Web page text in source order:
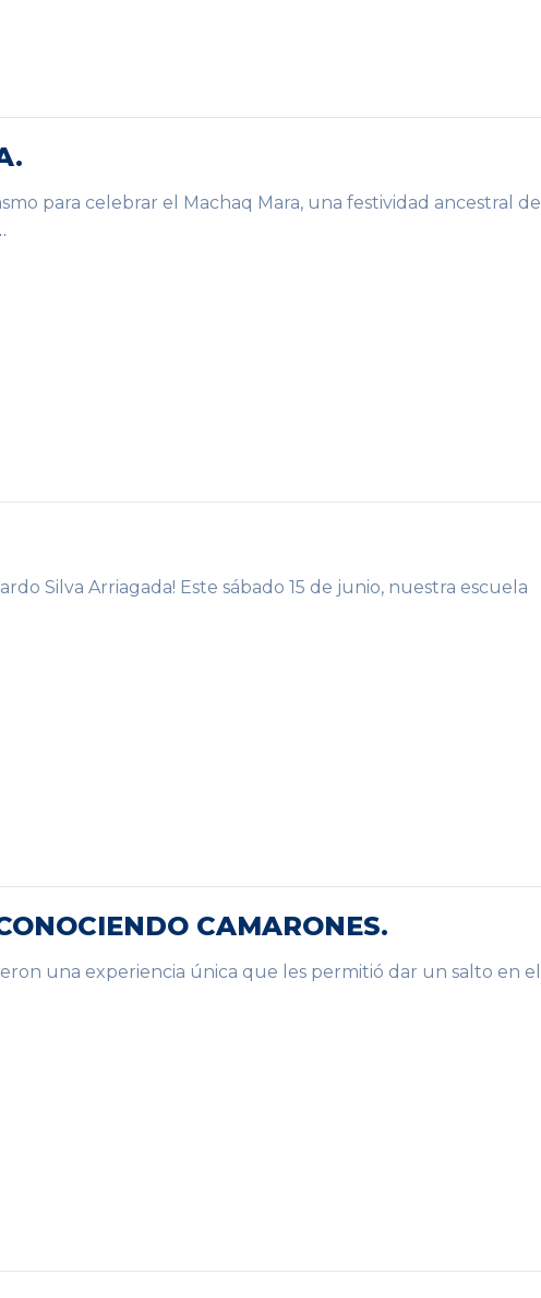
para celebrar el Machaq Mara, una festividad ancestral de
Silva Arriagada! Este sábado 15 de junio, nuestra escuela
CAMARONES.
una experiencia única que les permitió dar un salto en el